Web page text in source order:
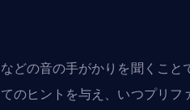
どの音の手がかりを聞くこと
のヒントを与え、いつプリフ